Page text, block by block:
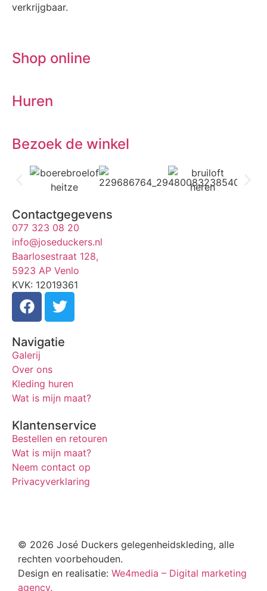
verkrijgbaar.
Shop online
Huren
Bezoek de winkel
Contactgegevens
077 323 08 20
info@joseduckers.nl
Baarlosestraat 128,
5923 AP Venlo
KVK: 12019361
Navigatie
Galerij
Over ons
Kleding huren
Wat is mijn maat?
Klantenservice
Bestellen en retouren
Wat is mijn maat?
Neem contact op
Privacyverklaring
© 2026 José Duckers gelegenheidskleding, alle
rechten voorbehouden.
Design en realisatie: We4media – Digital marketing
agency.